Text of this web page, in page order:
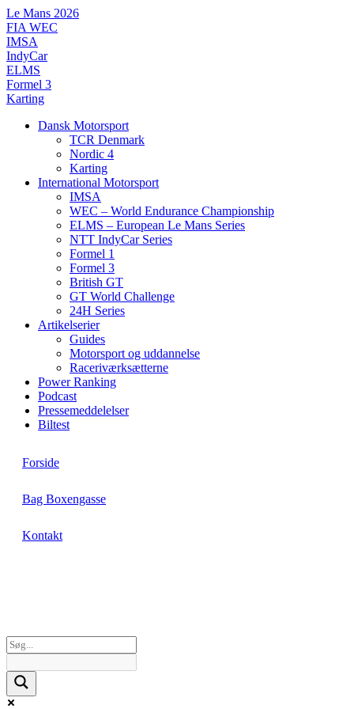
Videre
til
indhold
Le Mans 2026
FIA WEC
IMSA
IndyCar
ELMS
Formel 3
Karting
Dansk Motorsport
TCR Denmark
Nordic 4
Karting
International Motorsport
IMSA
WEC – World Endurance Championship
ELMS – European Le Mans Series
NTT IndyCar Series
Formel 1
Formel 3
British GT
GT World Challenge
24H Series
Artikelserier
Guides
Motorsport og uddannelse
Raceriværksætterne
Power Ranking
Podcast
Pressemeddelelser
Biltest
Forside
Bag Boxengasse
Kontakt